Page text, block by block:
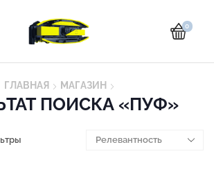
0
ГЛАВНАЯ МАГАЗИН
ПОИСКА «ПУФ»